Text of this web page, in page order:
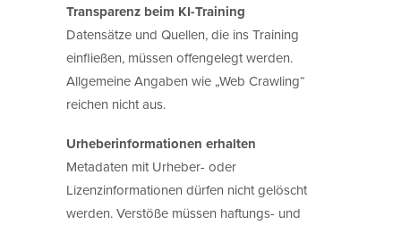
Transparenz beim KI-Training
Datensätze und Quellen, die ins Training
einfließen, müssen offengelegt werden.
Allgemeine Angaben wie „Web Crawling“
reichen nicht aus.
Urheberinformationen erhalten
Metadaten mit Urheber- oder
Lizenzinformationen dürfen nicht gelöscht
werden. Verstöße müssen haftungs- und